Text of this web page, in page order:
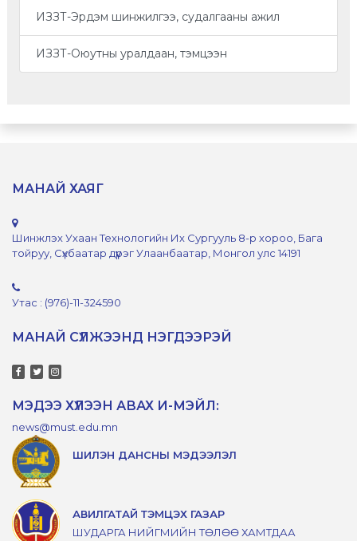
ИЗЗТ-Эрдэм шинжилгээ, судалгааны ажил
ИЗЗТ-Оюутны уралдаан, тэмцээн
МАНАЙ ХАЯГ
Шинжлэх Ухаан Технологийн Их Сургууль 8-р хороо, Бага
тойруу, Сүхбаатар дүүрэг Улаанбаатар, Монгол улс 14191
Утас : (976)-11-324590
МАНАЙ СҮЛЖЭЭНД НЭГДЭЭРЭЙ
МЭДЭЭ ХҮЛЭЭН АВАХ И-МЭЙЛ:
news@must.edu.mn
ШИЛЭН ДАНСНЫ МЭДЭЭЛЭЛ
АВИЛГАТАЙ ТЭМЦЭХ ГАЗАР
ШУДАРГА НИЙГМИЙН ТӨЛӨӨ ХАМТДАА